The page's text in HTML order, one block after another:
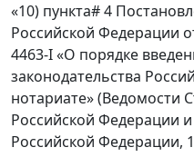
«10) пункта# 4
Российской Федерации
4463-I «О порядке
законодательства
нотариате» (Ведомости
Российской Федерации
Российской Федерации,